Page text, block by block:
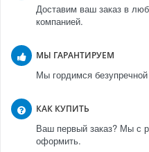
Доставим ваш заказ в
компанией.
МЫ ГАРАНТИРУЕМ
Мы гордимся
КАК КУПИТЬ
Ваш первый заказ? Мы с
оформить.